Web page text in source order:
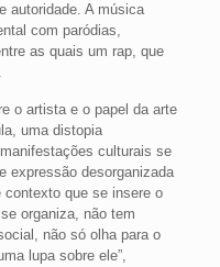
autoridade. A música
com paródias,
as quais um rap, que
o artista e o papel da arte
uma distopia
culturais se
expressão desorganizada
que se insere o
organiza, não tem
não só olha para o
lupa sobre ele”,